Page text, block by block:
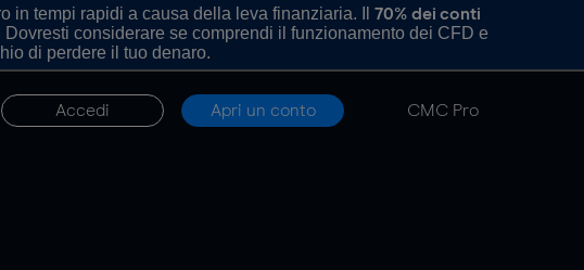
in tempi rapidi a causa della leva finanziaria. Il 70% dei conti
Dovresti considerare se comprendi il funzionamento dei CFD e
di perdere il tuo denaro.
Accedi Apri un conto CMC Pro